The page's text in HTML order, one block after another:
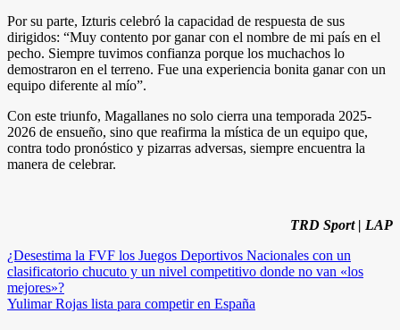
Por su parte, Izturis celebró la capacidad de respuesta de sus
dirigidos: “Muy contento por ganar con el nombre de mi país en el
pecho. Siempre tuvimos confianza porque los muchachos lo
demostraron en el terreno. Fue una experiencia bonita ganar con un
equipo diferente al mío”.
Con este triunfo, Magallanes no solo cierra una temporada 2025-
2026 de ensueño, sino que reafirma la mística de un equipo que,
contra todo pronóstico y pizarras adversas, siempre encuentra la
manera de celebrar.
TRD Sport | LAP
Navegación
de
entradas
¿Desestima la FVF los Juegos Deportivos Nacionales con un
clasificatorio chucuto y un nivel competitivo donde no van «los
mejores»?
Yulimar Rojas lista para competir en España